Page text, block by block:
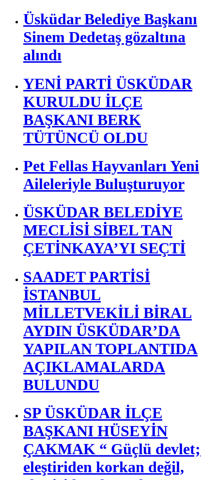
Üsküdar Belediye Başkanı
Sinem Dedetaş gözaltına
alındı
YENİ PARTİ ÜSKÜDAR
KURULDU İLÇE
BAŞKANI BERK
TÜTÜNCÜ OLDU
Pet Fellas Hayvanları Yeni
Aileleriyle Buluşturuyor
ÜSKÜDAR BELEDİYE
MECLİSİ SİBEL TAN
ÇETİNKAYA’YI SEÇTİ
SAADET PARTİSİ
İSTANBUL
MİLLETVEKİLİ BİRAL
AYDIN ÜSKÜDAR’DA
YAPILAN TOPLANTIDA
AÇIKLAMALARDA
BULUNDU
SP ÜSKÜDAR İLÇE
BAŞKANI HÜSEYİN
ÇAKMAK “ Güçlü devlet;
eleştiriden korkan değil,